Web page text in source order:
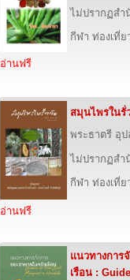
ไม่ปรากฏส
กีฬา ท่องเที่
อ่านฟรี
สมุนไพรในรั่
พระธาตรี อุ
ไม่ปรากฏส
กีฬา ท่องเที่
อ่านฟรี
แนวทางการ
เรือน :